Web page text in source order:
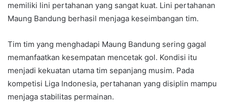
memiliki lini pertahanan yang sangat kuat. Lini pertahanan
Maung Bandung berhasil menjaga keseimbangan tim.
Tim tim yang menghadapi Maung Bandung sering gagal
memanfaatkan kesempatan mencetak gol. Kondisi itu
menjadi kekuatan utama tim sepanjang musim. Pada
kompetisi Liga Indonesia, pertahanan yang disiplin mampu
menjaga stabilitas permainan.